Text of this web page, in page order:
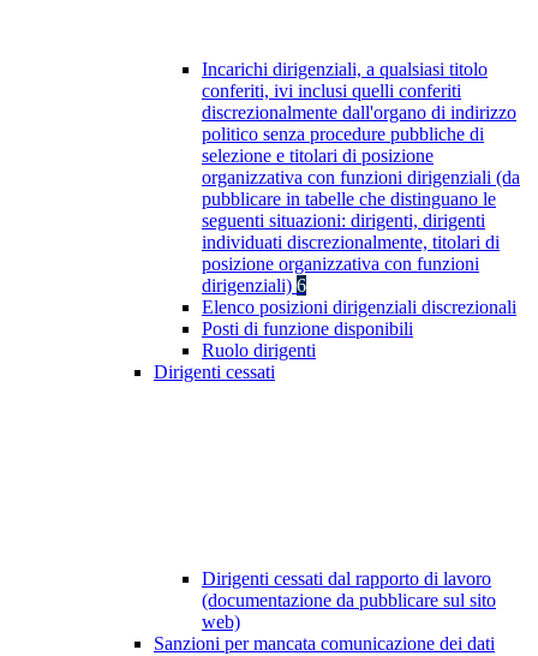
Incarichi dirigenziali, a qualsiasi titolo
conferiti, ivi inclusi quelli conferiti
discrezionalmente dall'organo di indirizzo
politico senza procedure pubbliche di
selezione e titolari di posizione
organizzativa con funzioni dirigenziali (da
pubblicare in tabelle che distinguano le
seguenti situazioni: dirigenti, dirigenti
individuati discrezionalmente, titolari di
posizione organizzativa con funzioni
dirigenziali) 6
Elenco posizioni dirigenziali discrezionali
Posti di funzione disponibili
Ruolo dirigenti
Dirigenti cessati
Dirigenti cessati dal rapporto di lavoro
(documentazione da pubblicare sul sito
web)
Sanzioni per mancata comunicazione dei dati